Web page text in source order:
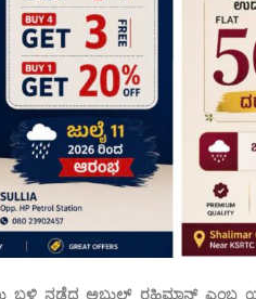
ಬಳಿ ನಡೆದ ಅಬ್ದುಲ್ ರಹಿಮಾನ್ ಎಂಬ